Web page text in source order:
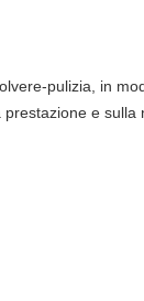
pulizia, in
e